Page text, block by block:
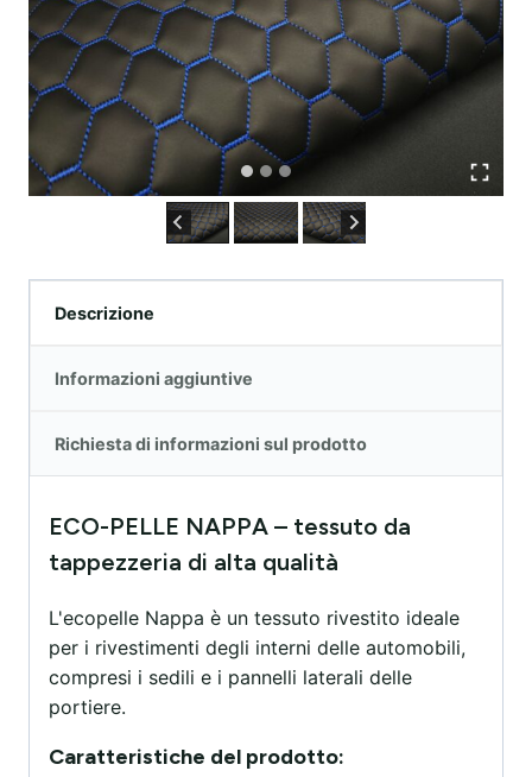
Descrizione
Informazioni aggiuntive
Richiesta di informazioni sul prodotto
ECO-PELLE NAPPA – tessuto da
tappezzeria di alta qualità
L'ecopelle Nappa è un tessuto rivestito ideale
per i rivestimenti degli interni delle automobili,
compresi i sedili e i pannelli laterali delle
portiere.
Caratteristiche del prodotto: